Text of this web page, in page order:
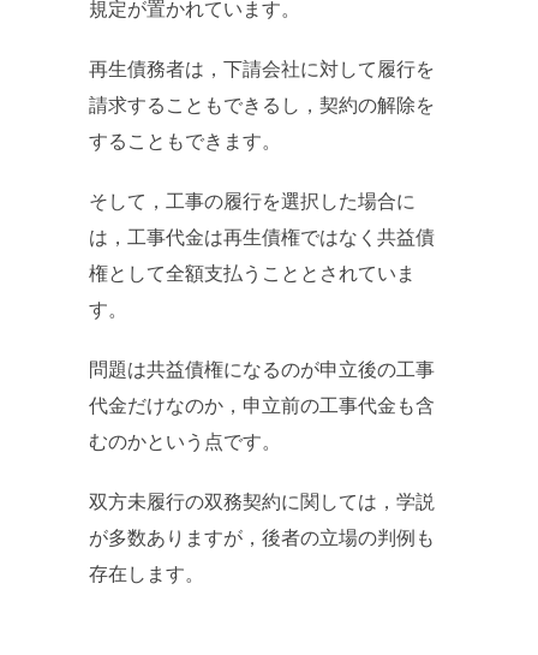
規定が置かれています。
再生債務者は，下請会社に対して履行を
請求することもできるし，契約の解除を
することもできます。
そして，工事の履行を選択した場合に
は，工事代金は再生債権ではなく共益債
権として全額支払うこととされていま
す。
問題は共益債権になるのが申立後の工事
代金だけなのか，申立前の工事代金も含
むのかという点です。
双方未履行の双務契約に関しては，学説
が多数ありますが，後者の立場の判例も
存在します。